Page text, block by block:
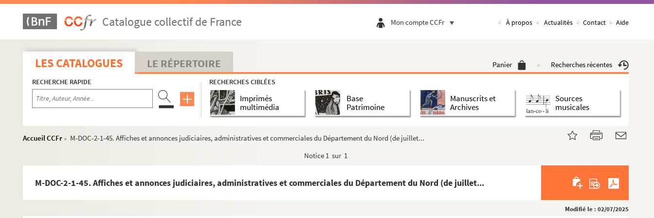
Catalogue collectif de France Mon compte CCFr À propos Actualités Contact Aide
LES CATALOGUES LE RÉPERTOIRE Panier Recherches récentes
RECHERCHE RAPIDE RECHERCHES CIBLÉES
Imprimés
multimédia
Base
Patrimoine
Manuscrits et
Archives
Sources
musicales
Accueil CCFr >
M-DOC-2-1-45. Affiches et annonces judiciaires, administratives et commerciales du Département du Nord (de juillet...
Notice 1 sur 1
M-DOC-2-1-45. Affiches et annonces judiciaires, administratives et commerciales du Département du Nord (de juillet...
Modifié le : 02/07/2025
M-DOC-2-1-18. Annonces, affiches et avis divers pour les Pays-Bas français (1761 à 1763, lacunes)
M-DOC-2-1-19. Annonces, affiches et avis divers pour les Pays-Bas français (1761 à 1763, lacunes)
M-DOC-2-1-20. Annonces, affiches et avis divers pour les Pays-Bas français (1761 à 1763, lacunes)
M-DOC-2-1-21. Annonces, affiches et avis divers pour les Pays-Bas français (1761 à 1763, lacunes)
M-DOC-2-1-22. Annonces, affiches et avis divers pour les Pays-Bas français (1761 à 1763, lacunes)
M-DOC-2-1-23. Annonces, affiches et avis divers pour les Pays-Bas français (1761 à 1763, lacunes)
M-DOC-2-1-24. Annonces, affiches et avis divers pour les Pays-Bas français (1761 à 1763, lacunes)
M-DOC-2-1-28. non identifié